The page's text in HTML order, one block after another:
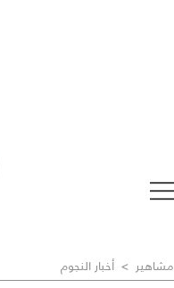
مشاهير > أخبار النجوم